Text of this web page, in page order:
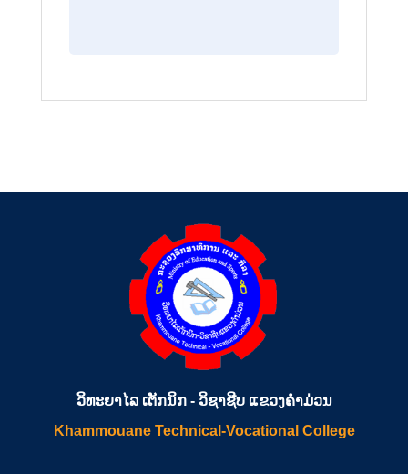
ວິທະຍາໄລ ເຕັກນິກ - ວິຊາຊີບ ແຂວງຄຳມ່ວນ
Khammouane Technical-Vocational College